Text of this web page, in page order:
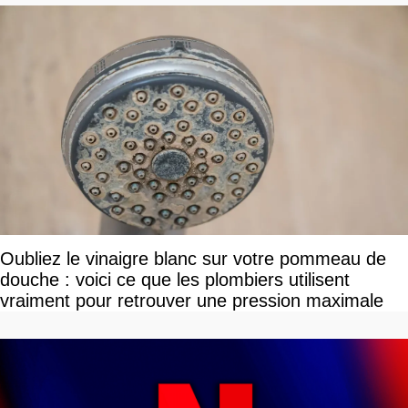
Oubliez le vinaigre blanc sur votre pommeau de
douche : voici ce que les plombiers utilisent
vraiment pour retrouver une pression maximale